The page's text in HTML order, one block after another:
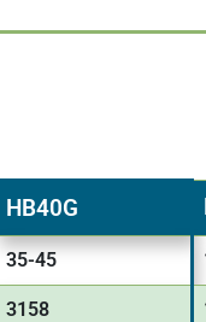
HB40G
35-45
3158